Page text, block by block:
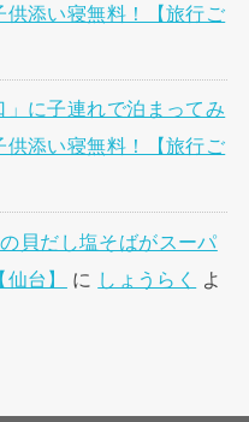
添い寝無料！【旅行ご
」に子連れで泊まってみ
添い寝無料！【旅行ご
貝だし塩そばがスーパ
台】
に しょうらく
よ